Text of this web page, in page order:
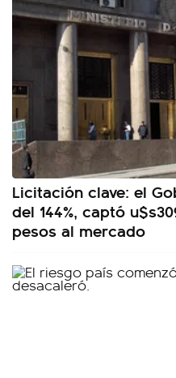
Licitación clave: el
del 144%, captó
pesos al mercado